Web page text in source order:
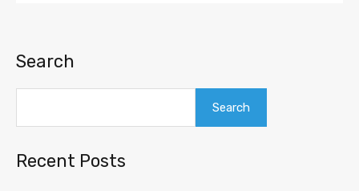
Search
Search
Recent Posts